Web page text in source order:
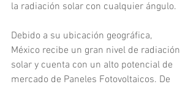
la radiación solar con cualquier ángulo.
Debido a su ubicación geográfica,
México recibe un gran nivel de radiación
solar y cuenta con un alto potencial de
mercado de Paneles Fotovoltaicos. De